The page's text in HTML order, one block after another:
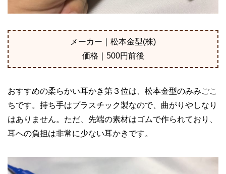
メーカー｜松本金型(株)
価格｜500円前後
おすすめの柔らかい耳かき第３位は、松本金型のみみごこ
ちです。持ち手はプラスチック製なので、曲がりやしなり
はありません。ただ、先端の素材はゴムで作られており、
耳への負担は非常に少ない耳かきです。